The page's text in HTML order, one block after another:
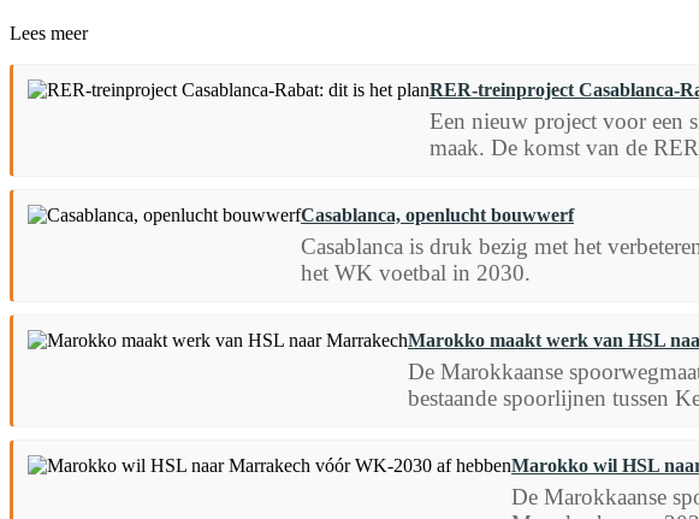
Lees meer
RER-treinproject Casablanca-
Een nieuw project voor een
maak. De komst van de
Casablanca, openlucht bouwwerf
Casablanca is druk bezig met het
het WK voetbal in 2030.
Marokko maakt werk van HSL
De Marokkaanse
bestaande spoorlijnen tussen
Marokko wil HSL
De Marokkaanse